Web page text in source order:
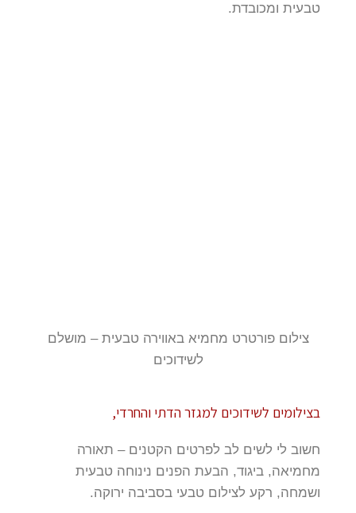
טבעית ומכובדת.
צילום פורטרט מחמיא באווירה טבעית – מושלם
לשידוכים
בצילומים לשידוכים למגזר הדתי והחרדי,
חשוב לי לשים לב לפרטים הקטנים – תאורה
מחמיאה, ביגוד, הבעת הפנים נינוחה טבעית
ושמחה, רקע לצילום טבעי בסביבה ירוקה.